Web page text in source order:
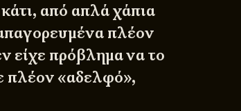
από απλά χάπια
πλέον
είχε πρόβλημα να το
πλέον «αδελφό»,